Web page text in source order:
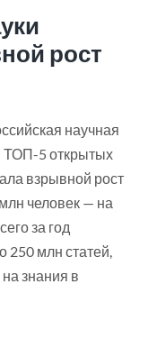
рост
научная
ТОП-5 открытых
взрывной рост
человек — на
за год
250 млн статей,
знания в